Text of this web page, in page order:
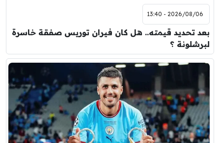
2026/08/06 - 13:40
بعد تحديد قيمته.. هل كان فيران توريس صفقة خاسرة
لبرشلونة ؟